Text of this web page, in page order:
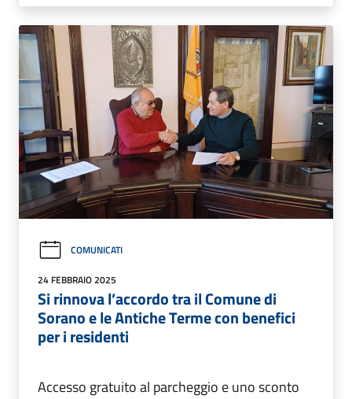
COMUNICATI
24 FEBBRAIO 2025
Si rinnova l’accordo tra il Comune di
Sorano e le Antiche Terme con benefici
per i residenti
Accesso gratuito al parcheggio e uno sconto